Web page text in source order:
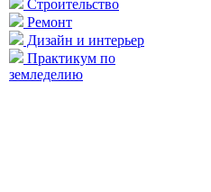
Строительство
Ремонт
Дизайн и интерьер
Практикум по
земледелию